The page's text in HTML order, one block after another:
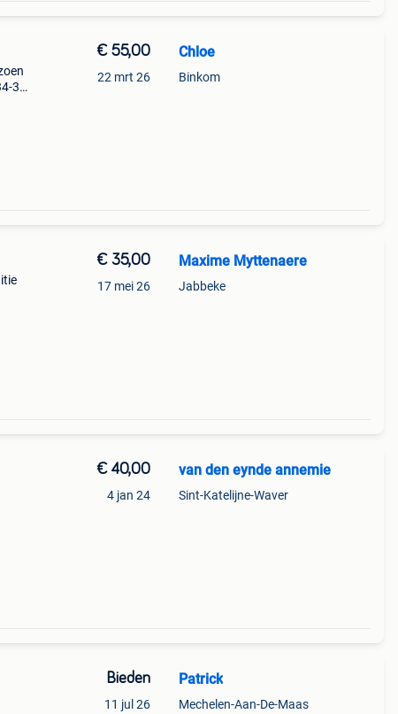
36
€ 55,00
22 mrt 26
Chloe
Binkom
€ 35,00
17 mei 26
Maxime Myttenaere
Jabbeke
€ 40,00
4 jan 24
van den eynde annemie
Sint-Katelijne-Waver
Bieden
11 jul 26
Patrick
Mechelen-Aan-De-Maas